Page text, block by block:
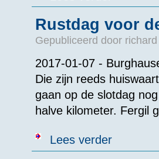
Rustdag voor
Gepubliceerd door
2017-01-07 -
Die zijn reeds
gaan op de slotdag
halve kilometer. Fergil
Lees verderover Rustdag